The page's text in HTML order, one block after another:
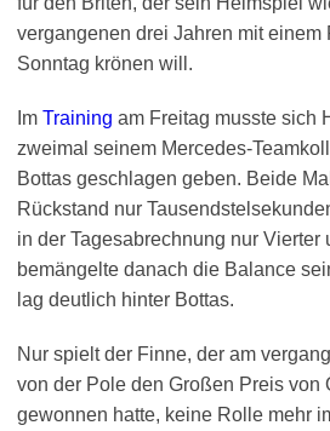
vergangenen drei Jahren mit einem
Sonntag krönen will.
Im Training am Freitag musste sich
zweimal seinem Mercedes-
Bottas geschlagen geben. Beide
Rückstand nur
in der Tagesabrechnung nur Vierter
bemängelte danach die Balance
lag deutlich hinter Bottas.
Nur spielt der Finne, der am
von der Pole den Großen Preis von
gewonnen hatte, keine Rolle mehr